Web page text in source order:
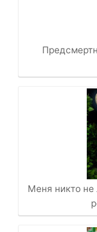
Меня никто